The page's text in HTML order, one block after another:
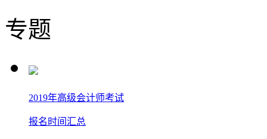
专题
2019年高级会计师考试
报名时间汇总